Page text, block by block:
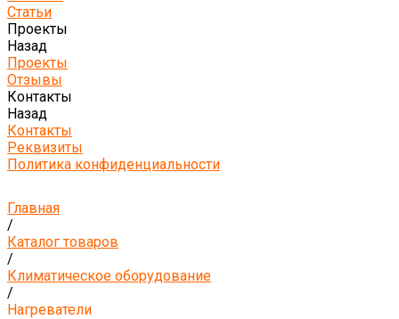
Статьи
Проекты
Назад
Проекты
Отзывы
Контакты
Назад
Контакты
Реквизиты
Политика конфиденциальности
Главная
/
Каталог товаров
/
Климатическое оборудование
/
Нагреватели